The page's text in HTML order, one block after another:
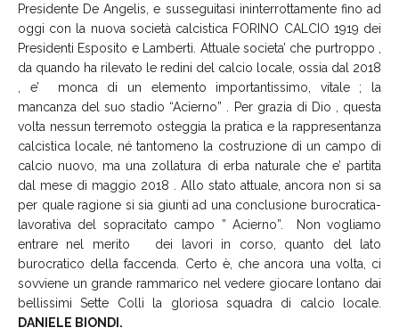
Presidente De Angelis, e susseguitasi ininterrottamente fino ad
oggi con la nuova società calcistica FORINO CALCIO 1919 dei
Presidenti Esposito e Lamberti. Attuale societa’ che purtroppo ,
da quando ha rilevato le redini del calcio locale, ossia dal 2018
, e’ monca di un elemento importantissimo, vitale ; la
mancanza del suo stadio “Acierno” . Per grazia di Dio , questa
volta nessun terremoto osteggia la pratica e la rappresentanza
calcistica locale, né tantomeno la costruzione di un campo di
calcio nuovo, ma una zollatura di erba naturale che e’ partita
dal mese di maggio 2018 . Allo stato attuale, ancora non si sa
per quale ragione si sia giunti ad una conclusione burocratica-
lavorativa del sopracitato campo ” Acierno”. Non vogliamo
entrare nel merito dei lavori in corso, quanto del lato
burocratico della faccenda. Certo è, che ancora una volta, ci
sovviene un grande rammarico nel vedere giocare lontano dai
bellissimi Sette Colli la gloriosa squadra di calcio locale.
DANIELE BIONDI.